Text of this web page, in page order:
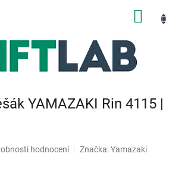
YAMAZAKI Rin 4115 |
hodnocení Značka:Yamazaki